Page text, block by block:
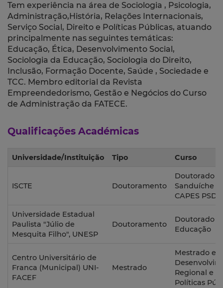
Tem experiência na área de Sociologia , Psicologia,
Administração,História, Relações Internacionais,
Serviço Social, Direito e Políticas Públicas, atuando
principalmente nas seguintes temáticas:
Educação, Ética, Desenvolvimento Social,
Sociologia da Educação, Sociologia do Direito,
Inclusão, Formação Docente, Saúde , Sociedade e
TCC. Membro editorial da Revista
Empreendedorismo, Gestão e Negócios do Curso
de Administração da FATECE.
Qualificações Académicas
Universidade/Instituição Tipo Curso
ISCTE Doutoramento
Doutorado
Sanduíche
CAPES PSDE
Universidade Estadual
Paulista "Júlio de
Mesquita Filho", UNESP
Doutoramento
Doutorado
Educação
Centro Universitário de
Franca (Municipal) UNI-
FACEF
Mestrado
Mestrado em
Regional e
Políticas